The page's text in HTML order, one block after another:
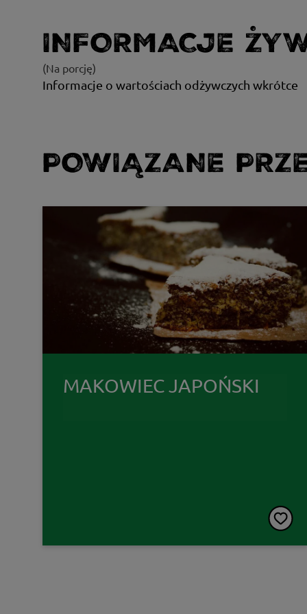
INFORMACJE
(Na porcję)
Informacje o wartościach odżywczych wkrótce
POWIĄZANE
MAKOWIEC JAPOŃSKI